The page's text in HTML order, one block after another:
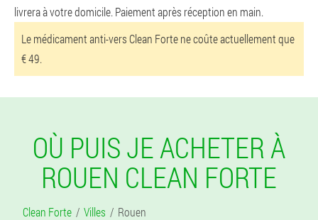
livrera à votre domicile. Paiement après réception en main.
Le médicament anti-vers Clean Forte ne coûte actuellement que
€ 49.
OÙ PUIS JE ACHETER À
ROUEN CLEAN FORTE
Clean Forte Villes Rouen